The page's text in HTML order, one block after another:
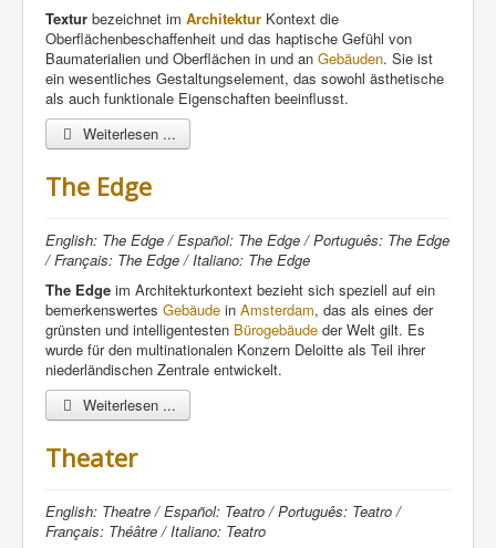
Textur bezeichnet im Architektur Kontext die
Oberflächenbeschaffenheit und das haptische Gefühl von
Baumaterialien und Oberflächen in und an Gebäuden. Sie ist
ein wesentliches Gestaltungselement, das sowohl ästhetische
als auch funktionale Eigenschaften beeinflusst.
Weiterlesen ...
The Edge
English: The Edge / Español: The Edge / Português: The Edge
/ Français: The Edge / Italiano: The Edge
The Edge im Architekturkontext bezieht sich speziell auf ein
bemerkenswertes Gebäude in Amsterdam, das als eines der
grünsten und intelligentesten Bürogebäude der Welt gilt. Es
wurde für den multinationalen Konzern Deloitte als Teil ihrer
niederländischen Zentrale entwickelt.
Weiterlesen ...
Theater
English: Theatre / Español: Teatro / Português: Teatro /
Français: Théâtre / Italiano: Teatro